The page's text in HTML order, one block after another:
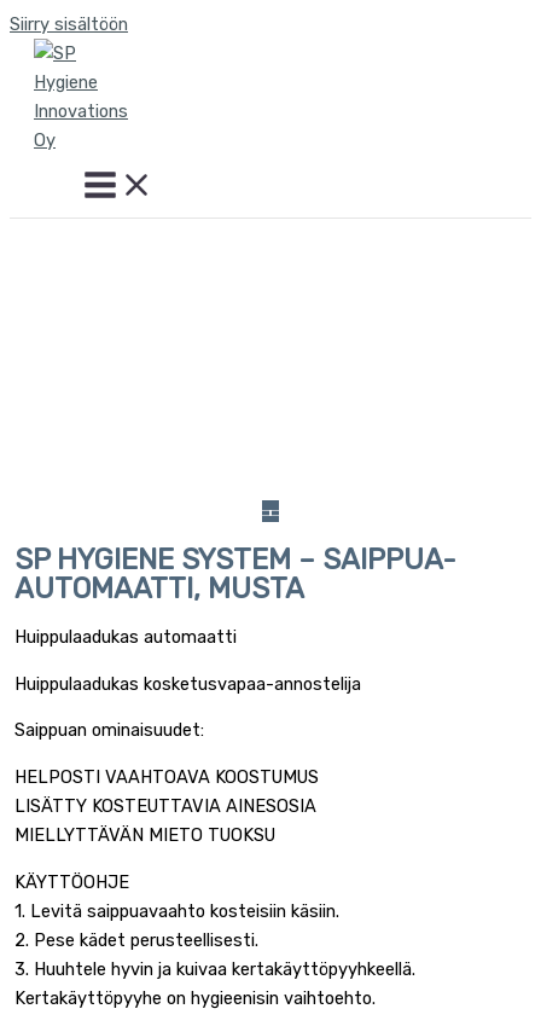
Siirry sisältöön
SP HYGIENE SYSTEM – SAIPPUA-
AUTOMAATTI, MUSTA
Huippulaadukas automaatti
Huippulaadukas kosketusvapaa-annostelija
Saippuan ominaisuudet:
HELPOSTI VAAHTOAVA KOOSTUMUS
LISÄTTY KOSTEUTTAVIA AINESOSIA
MIELLYTTÄVÄN MIETO TUOKSU
KÄYTTÖOHJE
1. Levitä saippuavaahto kosteisiin käsiin.
2. Pese kädet perusteellisesti.
3. Huuhtele hyvin ja kuivaa kertakäyttöpyyhkeellä.
Kertakäyttöpyyhe on hygieenisin vaihtoehto.